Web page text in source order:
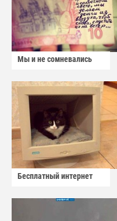
Мы и не сомневались
Бесплатный интернет